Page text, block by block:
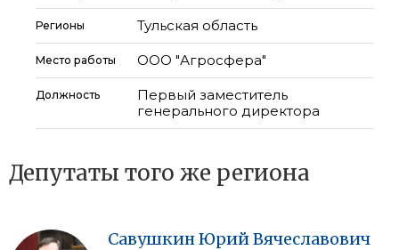
Регионы Тульская область
Место работы ООО "Агросфера"
Должность
Первый заместитель
генерального директора
Депутаты того же региона
СавушкинЮрийВячеславович